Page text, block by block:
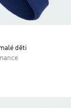
děti